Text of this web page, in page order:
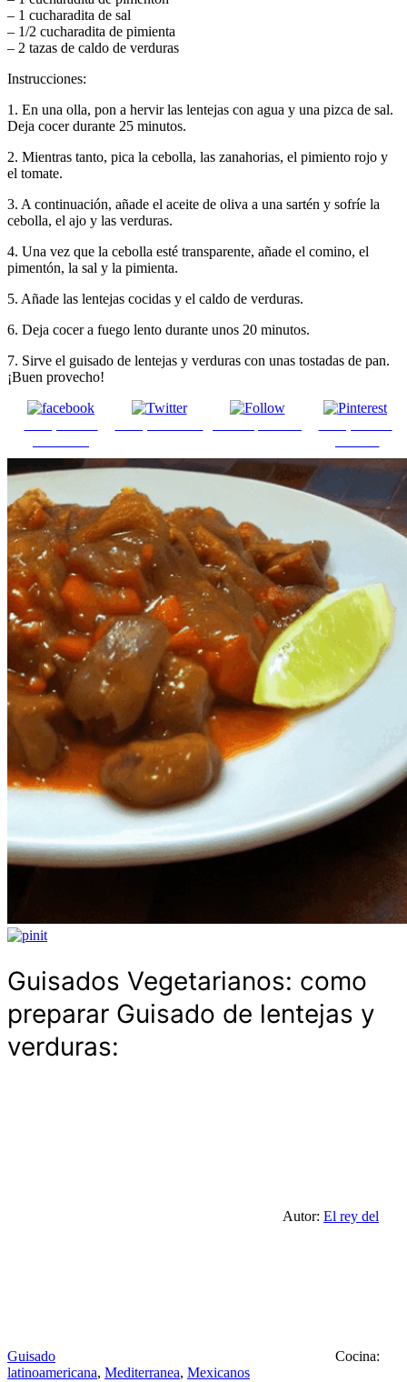
– 1 cucharadita de sal
– 1/2 cucharadita de pimienta
– 2 tazas de caldo de verduras
Instrucciones:
1. En una olla, pon a hervir las lentejas con agua y una pizca de sal.
Deja cocer durante 25 minutos.
2. Mientras tanto, pica la cebolla, las zanahorias, el pimiento rojo y
el tomate.
3. A continuación, añade el aceite de oliva a una sartén y sofríe la
cebolla, el ajo y las verduras.
4. Una vez que la cebolla esté transparente, añade el comino, el
pimentón, la sal y la pimienta.
5. Añade las lentejas cocidas y el caldo de verduras.
6. Deja cocer a fuego lento durante unos 20 minutos.
7. Sirve el guisado de lentejas y verduras con unas tostadas de pan.
¡Buen provecho!
Guisados Vegetarianos: como
preparar Guisado de lentejas y
verduras:
Autor: El rey del
Guisado
Cocina:
latinoamericana, Mediterranea, Mexicanos